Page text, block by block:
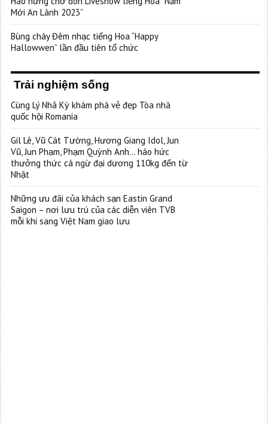
Mới An Lành 2023”
Bùng cháy Đêm nhạc tiếng Hoa “Happy
Hallowwen” lần đầu tiên tổ chức
Trải nghiệm sống
Cùng Lý Nhã Kỳ khám phá vẻ đẹp Tòa nhà
quốc hội Romania
Gil Lê, Vũ Cát Tường, Hương Giang Idol, Jun
Vũ, Jun Phạm, Phạm Quỳnh Anh… háo hức
thưởng thức cá ngừ đại dương 110kg đến từ
Nhật
Những ưu đãi của khách sạn Eastin Grand
Saigon – nơi lưu trú của các diễn viên TVB
mỗi khi sang Việt Nam giao lưu